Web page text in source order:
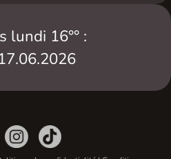
lundi 16°° :